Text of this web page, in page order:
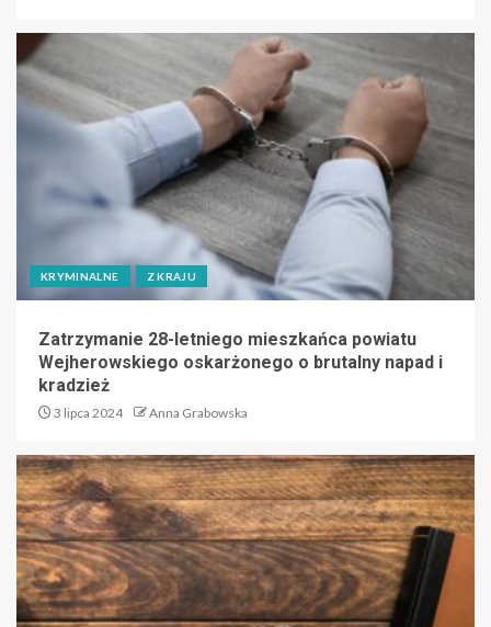
KRYMINALNE Z KRAJU
Zatrzymanie 28-letniego mieszkańca powiatu
Wejherowskiego oskarżonego o brutalny napad i
kradzież
3 lipca 2024 Anna Grabowska